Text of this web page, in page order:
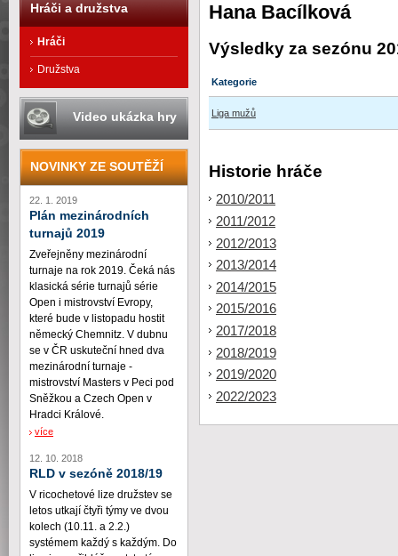
Hana Bacílková
Výsledky za sezónu
Kategorie
Liga mužů
Historie hráče
2010/2011
2011/2012
2012/2013
2013/2014
2014/2015
2015/2016
2017/2018
2018/2019
2019/2020
2022/2023
Hráči a družstva
Hráči
Družstva
Video ukázka hry
NOVINKY ZE SOUTĚŽÍ
22. 1. 2019
Plán mezinárodních
turnajů 2019
Zveřejněny mezinárodní
turnaje na rok 2019. Čeká nás
klasická série turnajů série
Open i mistrovství Evropy,
které bude v listopadu hostit
německý Chemnitz. V dubnu
se v ČR uskuteční hned dva
mezinárodní turnaje -
mistrovství Masters v Peci pod
Sněžkou a Czech Open v
Hradci Králové.
více
12. 10. 2018
RLD v sezóně 2018/19
V ricochetové lize družstev se
letos utkají čtyři týmy ve dvou
kolech (10.11. a 2.2.)
systémem každý s každým. Do